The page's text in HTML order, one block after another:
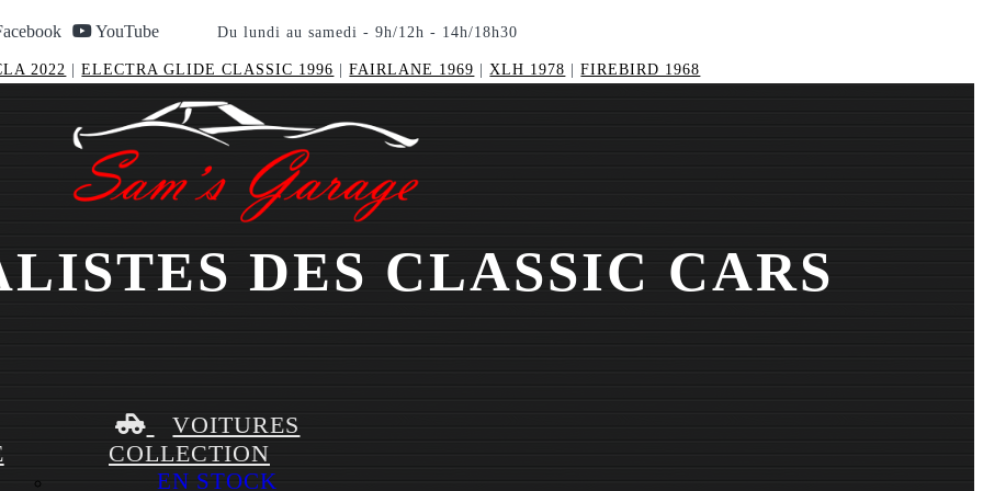
YouTube Du lundi au samedi - 9h/12h - 14h/18h30
2022 |ELECTRA GLIDE CLASSIC 1996 |FAIRLANE 1969 |XLH 1978 |FIREBIRD 1968
DES CLASSIC CARS
VOITURES
COLLECTION
EN STOCK